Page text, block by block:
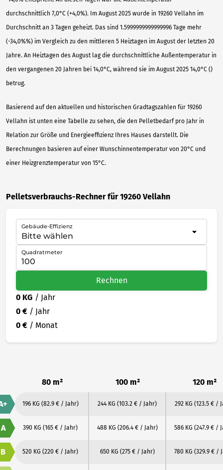
durchschnittlich 7,0°C (+4,0%). Im August 2025 wurde in 19260 Vellahn im
Durchschnitt an 3 Tagen geheizt. Das sind 1.5999999999999996 Tage mehr
(-34,0%%) im Vergleich zu den mittleren 5 Heiztagen im August der letzten 20
Jahre. An Heiztagen des August lag die durchschnittliche Außentemperatur in
den vergangenen 20 Jahren bei 14,0°C, während sie im August 2025 14,0°C ()
betrug.
Basierend auf den aktuellen und historischen Gradtagszahlen für 19260
Vellahn ist unten eine Tabelle zu sehen, die den Pelletbedarf pro Jahr in
Relation zur Größe und Energieeffizienz Ihres Hauses darstellt. Die
Berechnungen basieren auf einer Wunschinnentemperatur von 20°C und
einer Heizgrenztemperatur von 15°C.
Pelletsverbrauchs-Rechner für 19260 Vellahn
Gebäude-Effizienz
Quadratmeter
Rechnen
0 KG / Jahr
0 € / Jahr
0 € / Monat
80 m² 100 m² 120 m²
196 KG (82.9 € / Jahr) 244 KG (103.2 € / Jahr) 292 KG (123.5 € /
A 390 KG (165 € / Jahr) 488 KG (206.4 € / Jahr) 586 KG (247.9 € /
B 520 KG (220 € / Jahr) 650 KG (275 € / Jahr) 780 KG (329.9 € /